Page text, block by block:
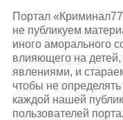
Портал
не публикуем
иного аморального
влияющего на
явлениями, и
чтобы не
каждой нашей
пользователей